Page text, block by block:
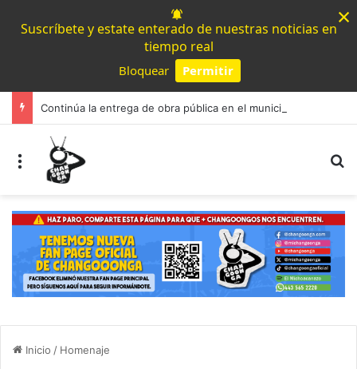
Suscríbete y estate enterado de nuestras noticias en
tiempo real
Bloquear Permitir
×
Menú
Inicio / Homenaje